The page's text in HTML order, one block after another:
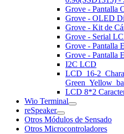
Grove - Pantalla
Grove - OLED
Grove - Kit de
Grove - Serial
Grove - Pantalla
Grove - Pantalla
I2C LCD
LCD_16-
LCD 8*2
Wio Terminal
reSpeaker
Otros Módulos de Sensado
Otros Microcontroladores